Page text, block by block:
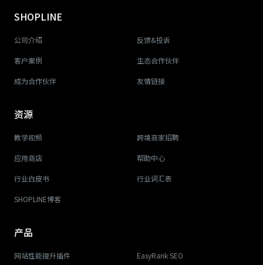
SHOPLINE
公司介绍 反馈&投诉
客户案例 生态合作伙伴
成为合作伙伴 友情链接
资源
教学视频 跨境商家招聘
应用商店 帮助中心
行业白皮书 行业词汇表
SHOPLINE博客
产品
网站性能提升插件 EasyRank SEO